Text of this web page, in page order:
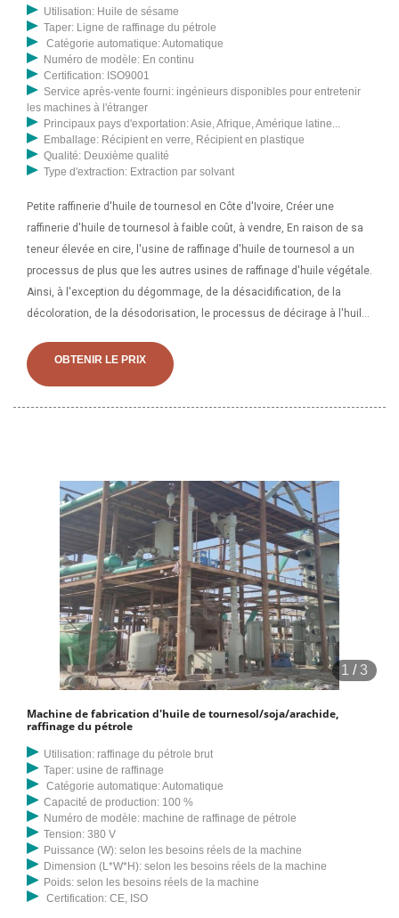
Utilisation: Huile de sésame
Taper: Ligne de raffinage du pétrole
Catégorie automatique: Automatique
Numéro de modèle: En continu
Certification: ISO9001
Service après-vente fourni: ingénieurs disponibles pour entretenir
les machines à l'étranger
Principaux pays d'exportation: Asie, Afrique, Amérique latine...
Emballage: Récipient en verre, Récipient en plastique
Qualité: Deuxième qualité
Type d'extraction: Extraction par solvant
Petite raffinerie d'huile de tournesol en Côte d'Ivoire, Créer une
raffinerie d'huile de tournesol à faible coût, à vendre, En raison de sa
teneur élevée en cire, l'usine de raffinage d'huile de tournesol a un
processus de plus que les autres usines de raffinage d'huile végétale.
Ainsi, à l'exception du dégommage, de la désacidification, de la
décoloration, de la désodorisation, le processus de décirage à l'huile
dans l'huile de tournesol. La série YZYX140 propose 4 modèles au
choix selon différentes graines. YZYX140CJGX possède à la fois une
résultat de la compression de l'huile est meilleur. YZYX140CJGX
convient aux arachides, au soja, aux graines de tournesol, etc.)
OBTENIR LE PRIX
1 /3
Machine de fabrication d'huile de tournesol/soja/arachide,
raffinage du pétrole
Utilisation: raffinage du pétrole brut
Taper: usine de raffinage
Catégorie automatique: Automatique
Capacité de production: 100 %
Numéro de modèle: machine de raffinage de pétrole
Tension: 380 V
Puissance (W): selon les besoins réels de la machine
Dimension (L*W*H): selon les besoins réels de la machine
Poids: selon les besoins réels de la machine
Certification: CE, ISO